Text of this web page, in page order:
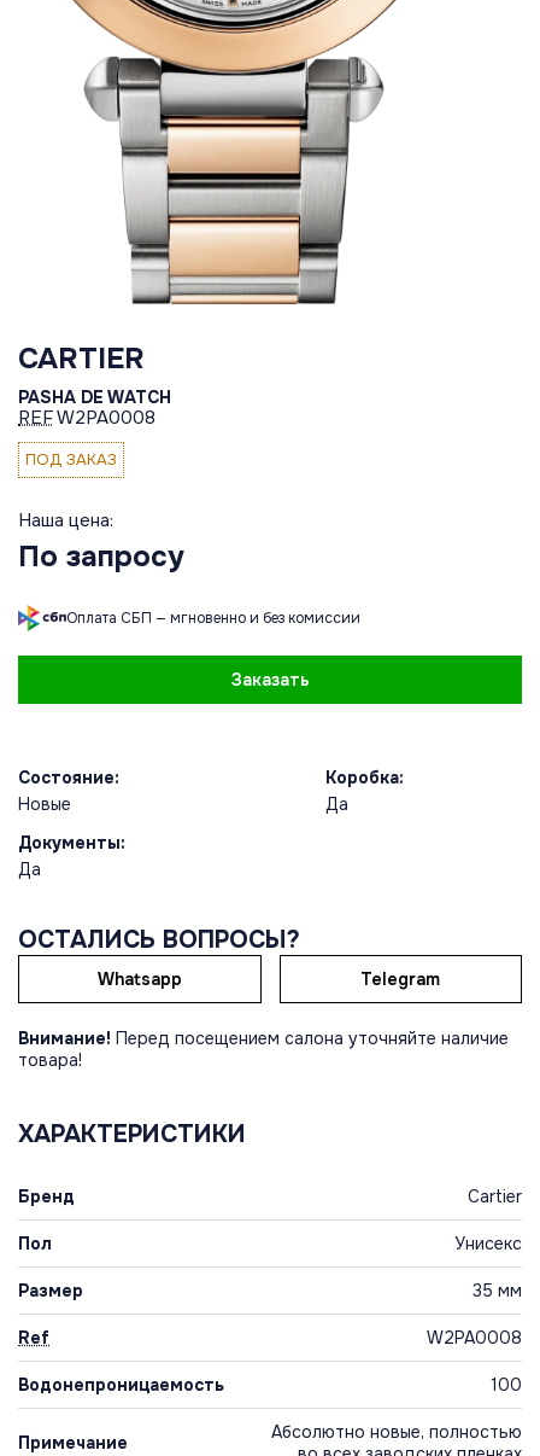
CARTIER
PASHA DE WATCH
REFW2PA0008
ПОД ЗАКАЗ
Наша цена:
По запросу
Оплата СБП — мгновенно и без комиссии
Заказать
Состояние:
Новые
Коробка:
Да
Документы:
Да
ОСТАЛИСЬ ВОПРОСЫ?
Whatsapp Telegram
Внимание! Перед посещением салона уточняйте наличие
товара!
ХАРАКТЕРИСТИКИ
Бренд Cartier
Пол Унисекс
Размер 35 мм
Ref W2PA0008
Водонепроницаемость 100
Примечание
Абсолютно новые, полностью